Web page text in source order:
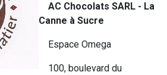
AC Chocolats SARL - La
Canne à Sucre
Espace Omega
100, boulevard du